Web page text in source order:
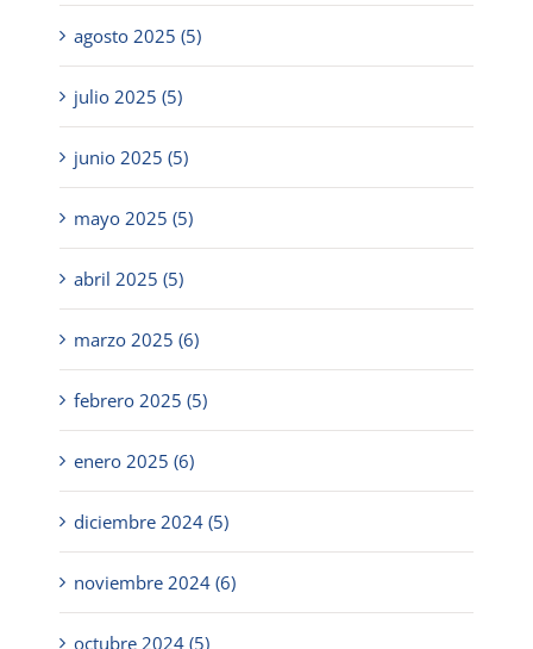
agosto 2025 (5)
julio 2025 (5)
junio 2025 (5)
mayo 2025 (5)
abril 2025 (5)
marzo 2025 (6)
febrero 2025 (5)
enero 2025 (6)
diciembre 2024 (5)
noviembre 2024 (6)
octubre 2024 (5)